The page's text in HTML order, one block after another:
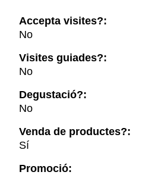
Accepta visites?:
No
Visites guiades?:
No
Degustació?:
No
Venda de productes?:
Sí
Promoció: